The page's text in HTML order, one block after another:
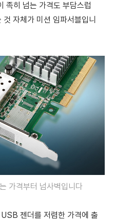
족히 넘는 가격도 부담스럽
자체가 미션 임파서블입니
가격부터 넘사벽입니다
젠더를 저렴한 가격에 출